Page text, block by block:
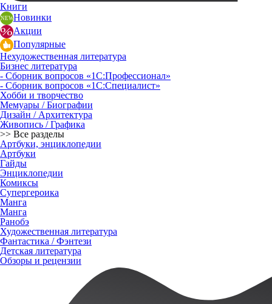
Книги
Новинки
Акции
Популярные
Нехудожественная литература
Бизнес литература
- Сборник вопросов «1С:Профессионал»
- Сборник вопросов «1С:Специалист»
Хобби и творчество
Мемуары / Биографии
Дизайн / Архитектура
Живопись / Графика
>> Все разделы
Артбуки, энциклопедии
Артбуки
Гайды
Энциклопедии
Комиксы
Супергероика
Манга
Манга
Ранобэ
Художественная литература
Фантастика / Фэнтези
Детская литература
Обзоры и рецензии